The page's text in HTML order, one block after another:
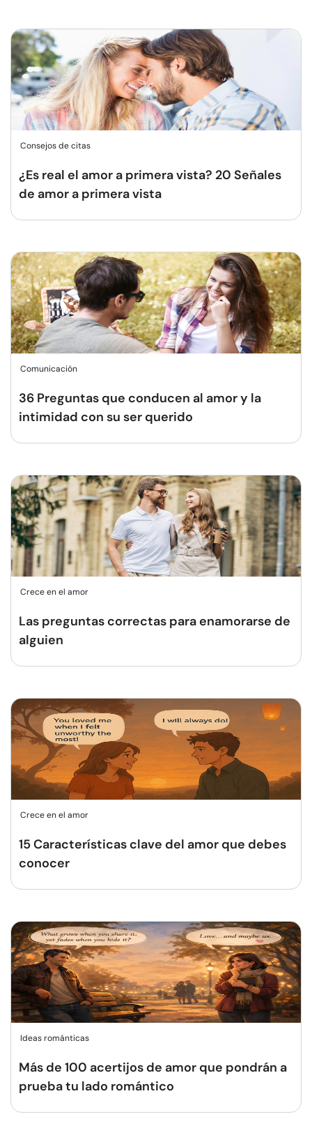
Consejos de citas
¿Es real el amor a primera vista? 20 Señales
de amor a primera vista
Comunicación
36 Preguntas que conducen al amor y la
intimidad con su ser querido
Crece en el amor
Las preguntas correctas para enamorarse de
alguien
Crece en el amor
15 Características clave del amor que debes
conocer
Ideas románticas
Más de 100 acertijos de amor que pondrán a
prueba tu lado romántico